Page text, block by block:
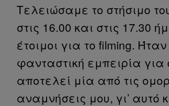
Τελειώσαμε το στήσιμο
στις 16.00 και στις 17.30
έτοιμοι για το filming.
φανταστική εμπειρία για
αποτελεί μία από τις
αναμνήσεις μου, γι’ αυτό